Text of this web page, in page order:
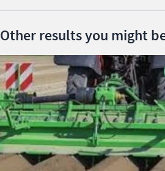
Other results you might